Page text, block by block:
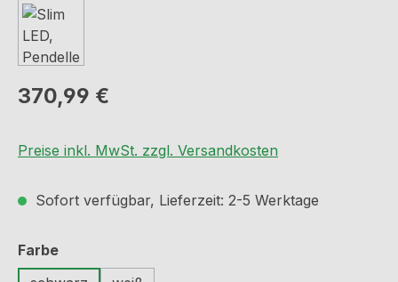
Regulärer Preis:
370,99 €
Preise inkl. MwSt. zzgl. Versandkosten
Sofort verfügbar, Lieferzeit: 2-5 Werktage
Farbeauswählen